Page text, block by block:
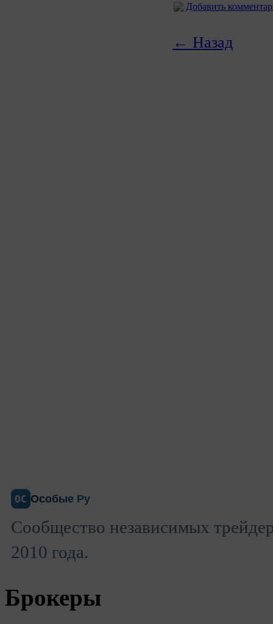
Добавить
← Назад
ОС Особые Ру
Сообщество независимых
2010 года.
Брокеры